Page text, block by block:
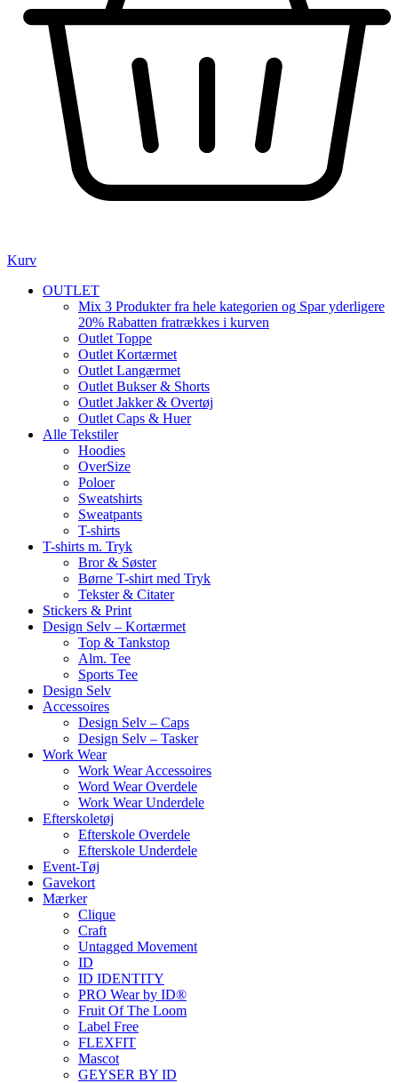
Kurv
OUTLET
Mix 3 Produkter fra hele kategorien og Spar yderligere
20% Rabatten fratrækkes i kurven
Outlet Toppe
Outlet Kortærmet
Outlet Langærmet
Outlet Bukser & Shorts
Outlet Jakker & Overtøj
Outlet Caps & Huer
Alle Tekstiler
Hoodies
OverSize
Poloer
Sweatshirts
Sweatpants
T-shirts
T-shirts m. Tryk
Bror & Søster
Børne T-shirt med Tryk
Tekster & Citater
Stickers & Print
Design Selv – Kortærmet
Top & Tankstop
Alm. Tee
Sports Tee
Design Selv
Accessoires
Design Selv – Caps
Design Selv – Tasker
Work Wear
Work Wear Accessoires
Word Wear Overdele
Work Wear Underdele
Efterskoletøj
Efterskole Overdele
Efterskole Underdele
Event-Tøj
Gavekort
Mærker
Clique
Craft
Untagged Movement
ID
ID IDENTITY
PRO Wear by ID®
Fruit Of The Loom
Label Free
FLEXFIT
Mascot
GEYSER BY ID